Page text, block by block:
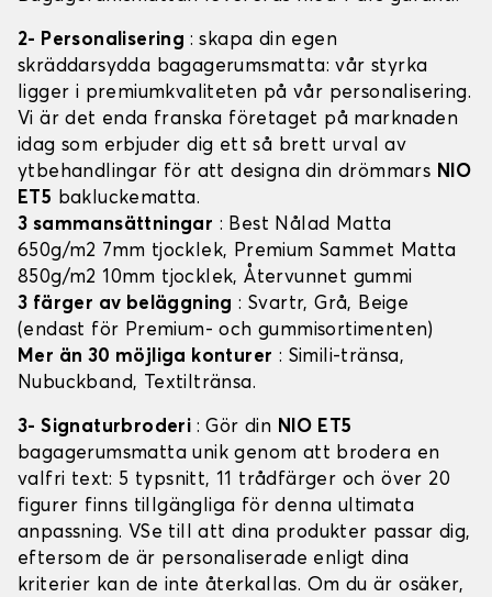
2- Personalisering : skapa din egen
skräddarsydda bagagerumsmatta: vår styrka
ligger i premiumkvaliteten på vår personalisering.
Vi är det enda franska företaget på marknaden
idag som erbjuder dig ett så brett urval av
ytbehandlingar för att designa din drömmars NIO
ET5 bakluckematta.
3 sammansättningar : Best Nålad Matta
650g/m2 7mm tjocklek, Premium Sammet Matta
850g/m2 10mm tjocklek, Återvunnet gummi
3 färger av beläggning : Svartr, Grå, Beige
(endast för Premium- och gummisortimenten)
Mer än 30 möjliga konturer : Simili-tränsa,
Nubuckband, Textiltränsa.
3- Signaturbroderi : Gör din NIO ET5
bagagerumsmatta unik genom att brodera en
valfri text: 5 typsnitt, 11 trådfärger och över 20
figurer finns tillgängliga för denna ultimata
anpassning. VSe till att dina produkter passar dig,
eftersom de är personaliserade enligt dina
kriterier kan de inte återkallas. Om du är osäker,